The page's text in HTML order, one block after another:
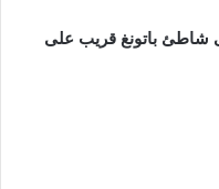
شاطئ باتونغ قريب على